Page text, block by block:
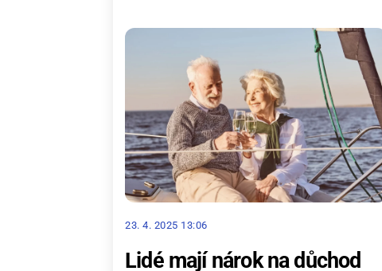
23. 4. 2025 13:06
Lidé mají nárok na důchod